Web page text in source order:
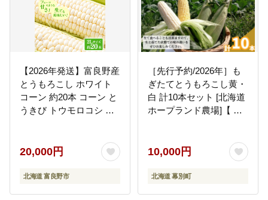
【2026年発送】富良野産
とうもろこし ホワイト
コーン 約20本 コーン と
うきび トウモロコシ ホ
道 富良野 ふらの
20,000円
北海道 富良野市
［先行予約/2026年］も
ぎたてとうもろこし黄・
白 計10本セット [北海道
ホープランド農場]【 と
フルーツ 北海道 十勝 幕
10,000円
北海道 幕別町